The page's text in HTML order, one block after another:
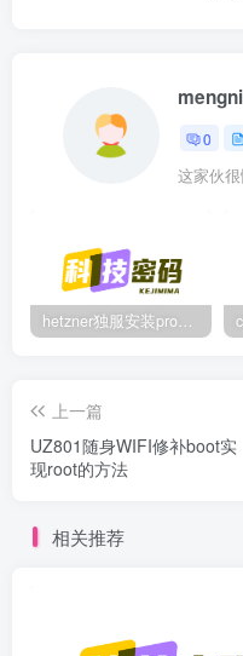
0
这家伙
hetzner独服安装proxmox后，配置NAT网络（为单IP创建多个虚拟机做准备）
上一篇
UZ801随身WIFI修补boot实
现root的方法
相关推荐